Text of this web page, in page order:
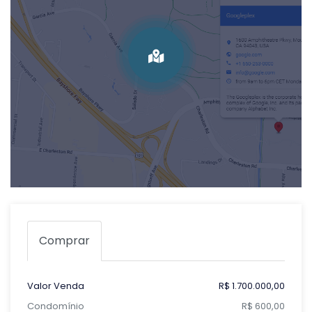
Comprar
Valor Venda
R$ 1.700.000,00
Condomínio
R$ 600,00